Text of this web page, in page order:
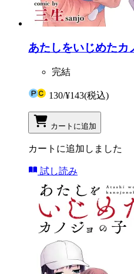
あたしをいじめたカ
完結
130/¥143(税込)
カートに追加
カートに追加しました
試し読み